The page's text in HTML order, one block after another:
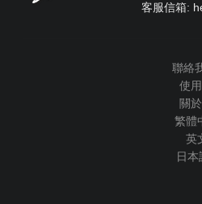
客服信箱:
聯絡
使
關
繁體
英
日本